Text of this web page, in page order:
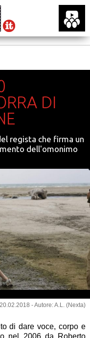
DI
regista che firma un
dell'omonimo
20.02.2018 - Autore: A.L. (Nexta)
di dare voce, corpo e
nel 2006 da Roberto